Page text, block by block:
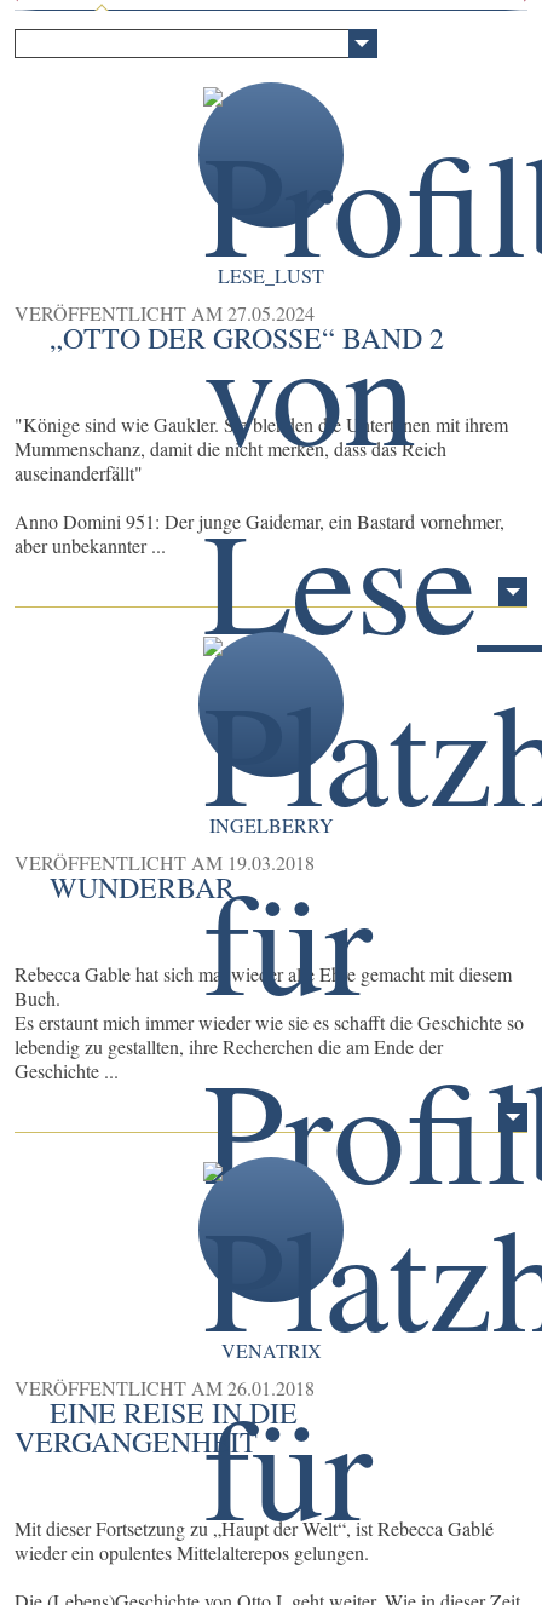
LESE_LUST
VERÖFFENTLICHT AM27.05.2024
„OTTO DER GROSSE“ BAND 2
"Könige sind wie Gaukler. Sie blenden die Untertanen mit ihrem
Mummenschanz, damit die nicht merken, dass das Reich
auseinanderfällt"
Anno Domini 951: Der junge Gaidemar, ein Bastard vornehmer,
aber unbekannter ...
INGELBERRY
VERÖFFENTLICHT AM 19.03.2018
WUNDERBAR
Rebecca Gable hat sich mal wieder alle Ehre gemacht mit diesem
Buch.
Es erstaunt mich immer wieder wie sie es schafft die Geschichte so
lebendig zu gestallten, ihre Recherchen die am Ende der
Geschichte ...
VENATRIX
VERÖFFENTLICHT AM26.01.2018
EINE REISE IN DIE
VERGANGENHEIT
Mit dieser Fortsetzung zu „Haupt der Welt“, ist Rebecca Gablé
wieder ein opulentes Mittelalterepos gelungen.